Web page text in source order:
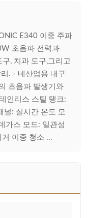
E340 이중 주파
초음파 전력과
, 치과 도구,그리고
. - 네산업용 내구
초음파 발생기와
인리스 스틸 탱크:
널: 실시간 온도 모
가스 모드: 일관성
이중 청소 ...